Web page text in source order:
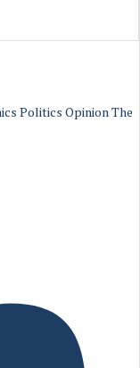
Politics OpinionThe